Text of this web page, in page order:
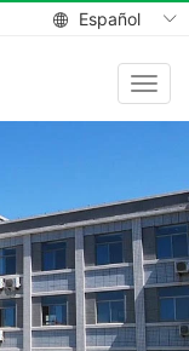
Español